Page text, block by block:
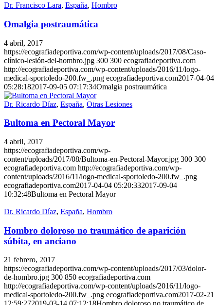
Dr. Francisco Lara, España, Hombro
Omalgia postraumática
4 abril, 2017
https://ecografiadeportiva.com/wp-content/uploads/2017/08/Caso-
clínico-lesión-del-hombro.jpg 300 300 ecografiadeportiva.com
http://ecografiadeportiva.com/wp-content/uploads/2016/11/logo-
medical-sportoledo-200.fw_.png ecografiadeportiva.com2017-04-04
05:28:182017-09-05 07:17:34Omalgia postraumática
Dr. Ricardo Díaz, España, Otras Lesiones
Bultoma en Pectoral Mayor
4 abril, 2017
https://ecografiadeportiva.com/wp-
content/uploads/2017/08/Bultoma-en-Pectoral-Mayor.jpg 300 300
ecografiadeportiva.com http://ecografiadeportiva.com/wp-
content/uploads/2016/11/logo-medical-sportoledo-200.fw_.png
ecografiadeportiva.com2017-04-04 05:20:332017-09-04
10:32:48Bultoma en Pectoral Mayor
Dr. Ricardo Díaz, España, Hombro
Hombro doloroso no traumático de aparición
súbita, en anciano
21 febrero, 2017
https://ecografiadeportiva.com/wp-content/uploads/2017/03/dolor-
de-hombro.jpg 300 850 ecografiadeportiva.com
http://ecografiadeportiva.com/wp-content/uploads/2016/11/logo-
medical-sportoledo-200.fw_.png ecografiadeportiva.com2017-02-21